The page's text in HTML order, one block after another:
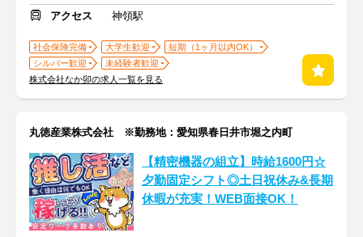
アクセス
神領駅
社会保険完備 大学生歓迎
短期（1ヶ月以内OK）
シルバー歓迎
未経験者歓迎
株式会社なか卯の求人一覧を見る
丸徳産業株式会社 ※勤務地：愛知県春日井市堀之内町
【精密機器の組立】時給1600円☆
夕勤固定シフト◎土日祝休み&長期
休暇が充実！WEB面接OK！